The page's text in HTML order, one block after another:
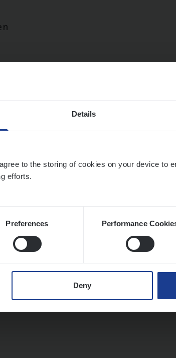
Details
to the storing of cookies on your device to
efforts.
Preferences Performance
Deny